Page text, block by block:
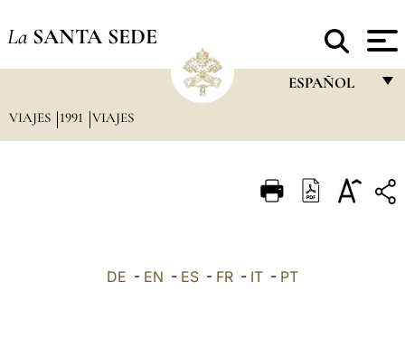
La SANTA SEDE
ESPAÑOL
ITALIANO
VIAJES 1991 VIAJES
DE - EN - ES - FR - IT - PT